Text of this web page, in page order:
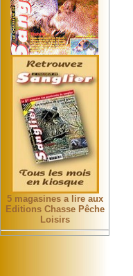
5 magasines a lire aux
Editions Chasse Pêche
Loisirs